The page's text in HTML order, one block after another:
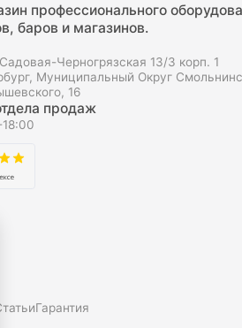
профессионального
баров и магазинов.
Черногрязская 13/3 корп. 1
Муниципальный Округ
16
продаж
Гарантия